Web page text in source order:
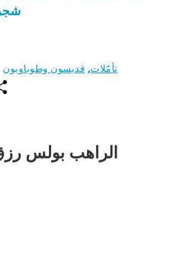
تأمّلات, قديسون وطوباويون
الراهب بولس